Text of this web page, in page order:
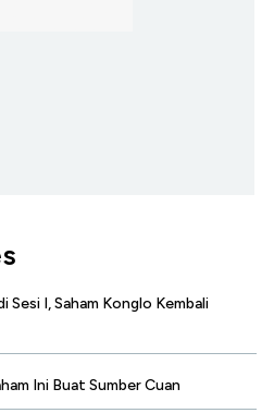
I, Saham Konglo Kembali
Ini Buat Sumber Cuan